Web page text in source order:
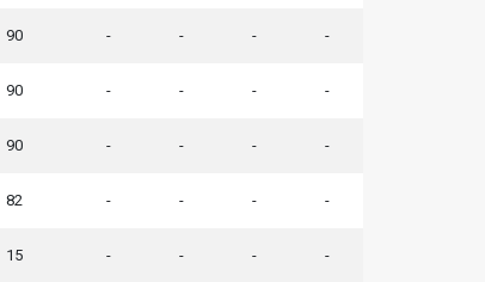
90 - - - -
90 - - - -
90 - - - -
82 - - - -
15 - - - -